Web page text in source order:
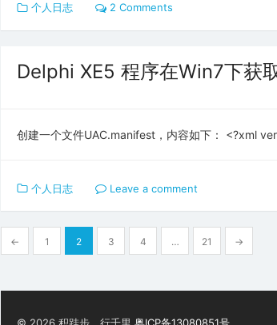
个人日志 2 Comments
Delphi XE5 程序在Win7下获
创建一个文件UAC.manifest，内容如下： <?xml
个人日志 Leave a comment
文
章
← 1 2 3 4 … 21 →